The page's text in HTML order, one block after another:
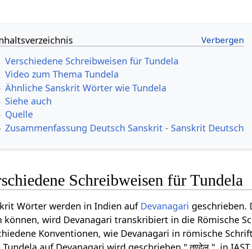
Verschiedene Schreibweisen für Tundela
Video zum Thema Tundela
Ähnliche Sanskrit Wörter wie Tundela
Siehe auch
Quelle
Zusammenfassung Deutsch Sanskrit - Sanskrit Deutsch
Schreibweisen für Tundela
Wörter werden in Indien auf Devanagari geschrieben.
können, wird Devanagari transkribiert in die Römische
Konventionen, wie Devanagari in römische